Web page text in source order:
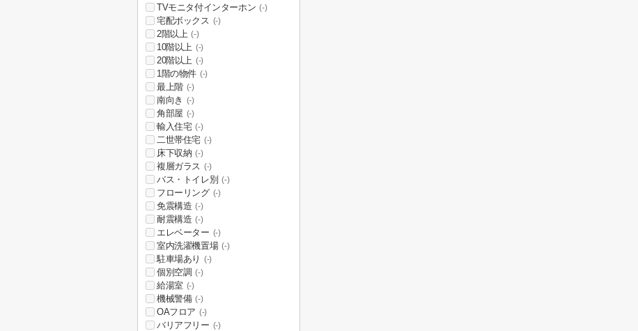
TVモニタ付インターホン (-)
宅配ボックス (-)
2階以上 (-)
10階以上 (-)
20階以上 (-)
1階の物件 (-)
最上階 (-)
南向き (-)
角部屋 (-)
輸入住宅 (-)
二世帯住宅 (-)
床下収納 (-)
複層ガラス (-)
バス・トイレ別 (-)
フローリング (-)
免震構造 (-)
耐震構造 (-)
エレベーター (-)
室内洗濯機置場 (-)
駐車場あり (-)
個別空調 (-)
給湯室 (-)
機械警備 (-)
OAフロア (-)
バリアフリー (-)